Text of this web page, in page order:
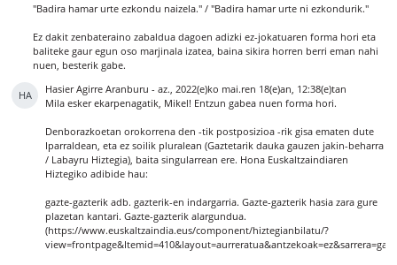
"Badira hamar urte ezkondu naizela." / "Badira hamar urte ni ezkondurik."
Ez dakit zenbateraino zabaldua dagoen adizki ez-jokatuaren forma hori eta
baliteke gaur egun oso marjinala izatea, baina sikira horren berri eman nahi
nuen, besterik gabe.
HA Hasier Agirre Aranburu -az., 2022(e)ko mai.ren 18(e)an, 12:38(e)tan
Mila esker ekarpenagatik, Mikel! Entzun gabea nuen forma hori.
Denborazkoetan orokorrena den -tik postposizioa -rik gisa ematen dute
Iparraldean, eta ez soilik pluralean (Gaztetarik dauka gauzen jakin-beharra
/ Labayru Hiztegia), baita singularrean ere. Hona Euskaltzaindiaren
Hiztegiko adibide hau:
gazte-gazterik adb. gazterik-en indargarria. Gazte-gazterik hasia zara gure
plazetan kantari. Gazte-gazterik alargundua.
(https://www.euskaltzaindia.eus/component/hiztegianbilatu/?